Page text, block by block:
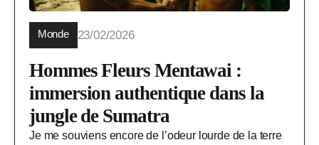
Monde 23/02/2026
Hommes Fleurs Mentawai :
immersion authentique dans la
jungle de Sumatra
Je me souviens encore de l’odeur lourde de la terre